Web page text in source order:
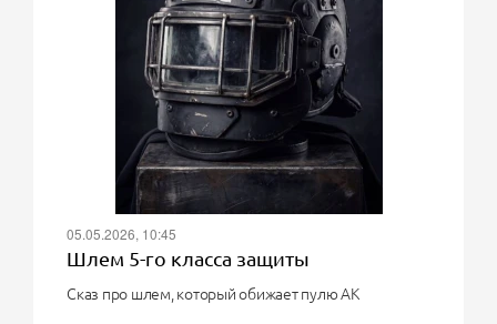
05.05.2026, 10:45
Шлем 5-го класса защиты
Сказ про шлем, который обижает пулю АК